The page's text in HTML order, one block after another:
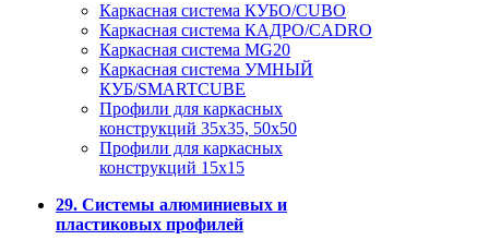
Каркасная система КУБО/CUBO
Каркасная система КАДРО/CADRO
Каркасная система MG20
Каркасная система УМНЫЙ
КУБ/SMARTCUBE
Профили для каркасных
конструкций 35x35, 50x50
Профили для каркасных
конструкций 15х15
29. Системы алюминиевых и
пластиковых профилей